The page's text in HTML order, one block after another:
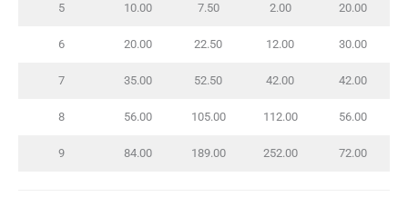
5 10.00 7.50 2.00 20.00
6 20.00 22.50 12.00 30.00
7 35.00 52.50 42.00 42.00
8 56.00 105.00 112.00 56.00
9 84.00 189.00 252.00 72.00